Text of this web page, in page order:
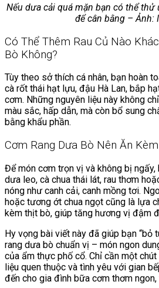
Nếu dưa cải quá mặn bạn có thể
để cân bằng – Ảnh:
Có Thể Thêm Rau Củ Nào
Bò Không?
Tùy theo sở thích cá nhân, bạn hoàn
cà rốt thái hạt lựu, đậu Hà Lan, bắp
cơm. Những nguyên liệu này không
màu sắc, hấp dẫn, mà còn bổ sung
bằng khẩu phần.
Cơm Rang Dưa Bò Nên Ăn
Để món cơm trọn vị và không bị
dưa leo, cà chua thái lát, rau thơm
nóng như canh cải, canh mồng tơi.
hoặc tương ớt chua ngọt cũng là lựa
kèm thịt bò, giúp tăng hương vị đậm
Hy vọng bài viết này đã giúp bạn “bỏ
rang dưa bò chuẩn vị – món ngon
của ẩm thực phố cổ. Chỉ cần một
liệu quen thuộc và tình yêu với gian
đến cho gia đình bữa cơm thơm